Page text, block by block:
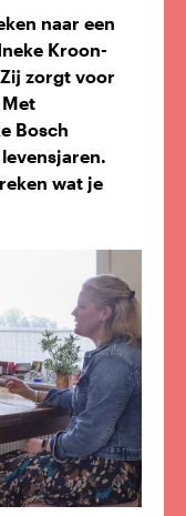
naar een
Kroon-
zorgt voor
Bosch
wat je